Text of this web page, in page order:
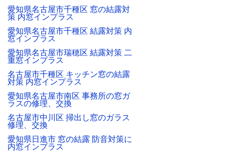
愛知県名古屋市千種区 窓の結露対
策 内窓インプラス
愛知県名古屋市千種区 結露対策 内
窓インプラス
愛知県名古屋市瑞穂区 結露対策 二
重窓インプラス
名古屋市千種区 キッチン窓の結露
対策 内窓インプラス
愛知県名古屋市南区 事務所の窓ガ
ラスの修理、交換
名古屋市中川区 掃出し窓のガラス
修理、交換
愛知県日進市 窓の結露 防音対策に
内窓インプラス